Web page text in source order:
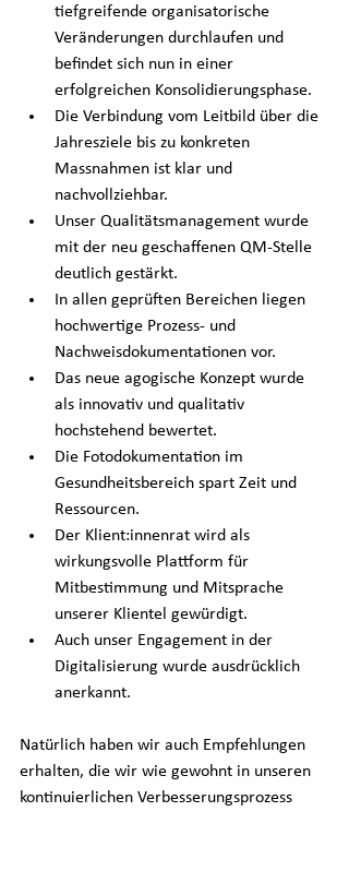
tiefgreifende organisatorische
Veränderungen durchlaufen und
befindet sich nun in einer
erfolgreichen Konsolidierungsphase.
Die Verbindung vom Leitbild über die
Jahresziele bis zu konkreten
Massnahmen ist klar und
nachvollziehbar.
Unser Qualitätsmanagement wurde
mit der neu geschaffenen QM-Stelle
deutlich gestärkt.
In allen geprüften Bereichen liegen
hochwertige Prozess- und
Nachweisdokumentationen vor.
Das neue agogische Konzept wurde
als innovativ und qualitativ
hochstehend bewertet.
Die Fotodokumentation im
Gesundheitsbereich spart Zeit und
Ressourcen.
Der Klient:innenrat wird als
wirkungsvolle Plattform für
Mitbestimmung und Mitsprache
unserer Klientel gewürdigt.
Auch unser Engagement in der
Digitalisierung wurde ausdrücklich
anerkannt.
Natürlich haben wir auch Empfehlungen
erhalten, die wir wie gewohnt in unseren
kontinuierlichen Verbesserungsprozess